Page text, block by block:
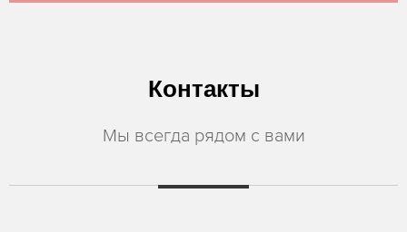
Контакты
Мы всегда рядом с вами